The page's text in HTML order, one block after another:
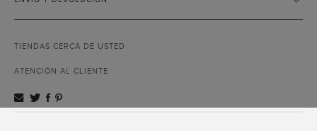
TIENDAS CERCA DE USTED
ATENCIÓN AL CLIENTE